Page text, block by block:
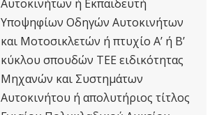
Αυτοκινήτων ή Εκπαιδευτή
Υποψηφίων Οδηγών Αυτοκινήτων
και Μοτοσικλετών ή πτυχίο Α’ ή Β’
κύκλου σπουδών ΤΕΕ ειδικότητας
Μηχανών και Συστημάτων
Αυτοκινήτου ή απολυτήριος τίτλος